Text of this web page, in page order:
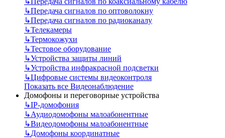
↳Передача сигналов по оптоволокну
↳Передача сигналов по радиоканалу
↳Телекамеры
↳Термокожухи
↳Тестовое оборудование
↳Устройства защиты линий
↳Устройства инфракрасной подсветки
↳Цифровые системы видеоконтроля
Показать все Видеонаблюдение
Домофоны и переговорные устройства
↳IP-домофония
↳Аудиодомофоны малоабонентные
↳Видеодомофоны малоабонентные
↳Домофоны координатные